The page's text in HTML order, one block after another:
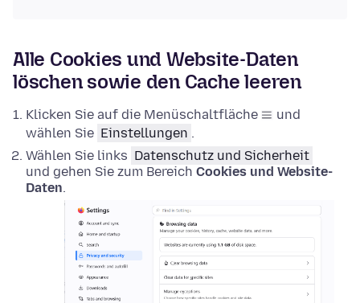
Alle Cookies und Website-Daten
löschen sowie den Cache leeren
Klicken Sie auf die Menüschaltfläche
und
wählen Sie Einstellungen .
Wählen Sie links Datenschutz und Sicherheit
und gehen Sie zum Bereich Cookies und Website-
Daten.